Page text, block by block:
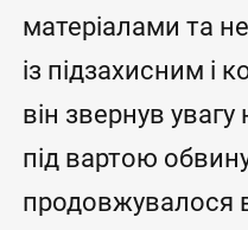
матеріалами та
із підзахисним і
він звернув
під вартою